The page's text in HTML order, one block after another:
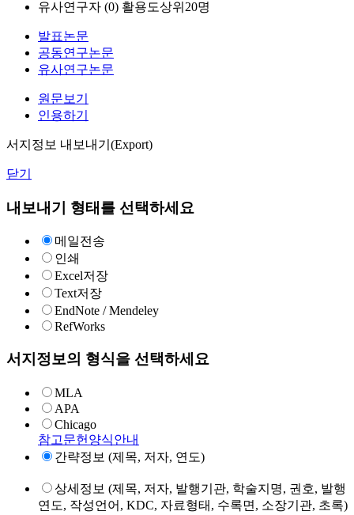
유사연구자 (0) 활용도상위20명
발표논문
공동연구논문
유사연구논문
원문보기
인용하기
서지정보 내보내기(Export)
닫기
내보내기 형태를 선택하세요
메일전송
인쇄
Excel저장
Text저장
EndNote / Mendeley
RefWorks
서지정보의 형식을 선택하세요
MLA
APA
Chicago
참고문헌양식안내
간략정보 (제목, 저자, 연도)
상세정보 (제목, 저자, 발행기관, 학술지명, 권호, 발행
연도, 작성언어, KDC, 자료형태, 수록면, 소장기관, 초록)